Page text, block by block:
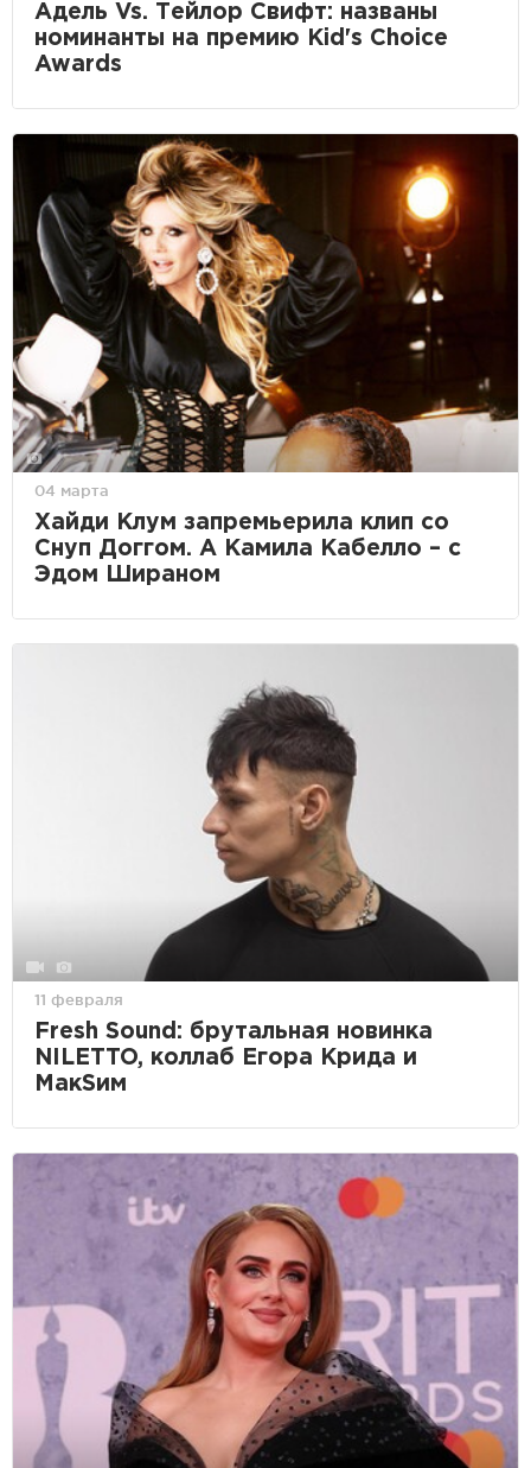
Адель Vs. Тейлор Свифт: названы
номинанты на премию Kid's Choice
Awards
04 марта
Хайди Клум запремьерила клип со
Снуп Доггом. А Камила Кабелло – с
Эдом Шираном
11 февраля
Fresh Sound: брутальная новинка
NILETTO, коллаб Егора Крида и
МакSим